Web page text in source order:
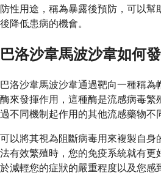
防性用途，稱為暴露後預防，可以
後降低患病的機會。
巴洛沙韋馬波沙韋如何
巴洛沙韋馬波沙韋通過靶向一種稱為
酶來發揮作用，這種酶是流感病毒繁
過不同機制起作用的其他流感藥物不
可以將其視為阻斷病毒用來複製自身
法有效繁殖時，您的免疫系統就有更
於減輕您的症狀的嚴重程度以及您感